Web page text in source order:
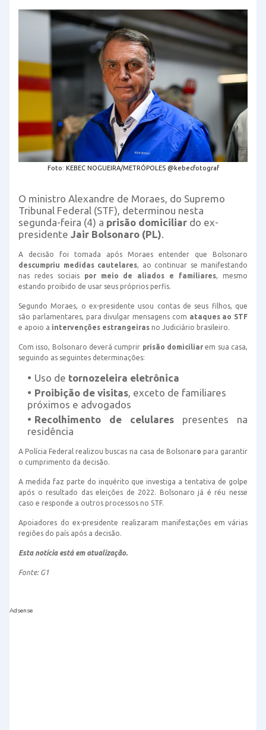
Foto: KEBEC NOGUEIRA/METRÓPOLES @kebecfotograf
O ministro Alexandre de Moraes, do Supremo
Tribunal Federal (STF), determinou nesta
segunda-feira (4) a prisão domiciliar do ex-
presidente Jair Bolsonaro (PL).
A decisão foi tomada após Moraes entender que Bolsonaro
descumpriu medidas cautelares, ao continuar se manifestando
nas redes sociais
por meio de aliados e familiares, mesmo
estando proibido de usar seus próprios perfis.
Segundo Moraes, o ex-presidente usou contas de seus filhos, que
são parlamentares, para divulgar mensagens com ataques ao STF
e apoio a intervenções estrangeiras no Judiciário brasileiro.
Com isso, Bolsonaro deverá cumprir prisão domiciliar em sua casa,
seguindo as seguintes determinações:
Uso de tornozeleira eletrônica
Proibição de visitas, exceto de familiares
próximos e advogados
Recolhimento de celulares presentes na
residência
A Polícia Federal realizou buscas na casa de Bolsonaro para garantir
o cumprimento da decisão.
A medida faz parte do inquérito que investiga a tentativa de golpe
após o resultado das eleições de 2022. Bolsonaro já é réu nesse
caso e responde a outros processos no STF.
Apoiadores do ex-presidente realizaram manifestações em várias
regiões do país após a decisão.
Esta notícia está em atualização.
Fonte: G1
Adsense